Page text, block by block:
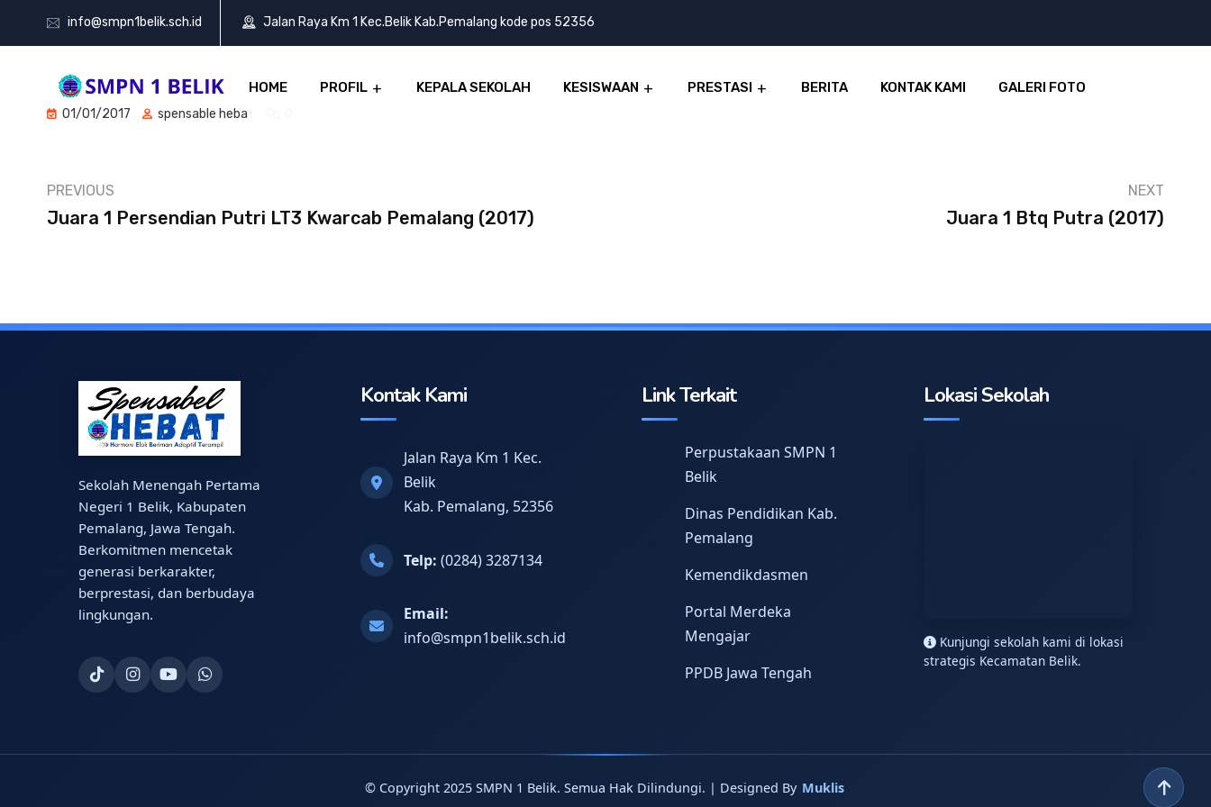
info@smpn1belik.sch.id Jalan Raya Km 1 Kec.Belik Kab.Pemalang kode pos 52356
HOME PROFIL KEPALA SEKOLAH KESISWAAN PRESTASI BERITA KONTAK KAMI GALERI FOTO
01/01/2017 spensable hebat
PREVIOUS
Juara 1 Persendian Putri LT3 Kwarcab Pemalang (2017)
NEXT
Juara 1 Btq Putra (2017)
Sekolah Menengah Pertama
Negeri 1 Belik, Kabupaten
Pemalang, Jawa Tengah.
Berkomitmen mencetak
generasi berkarakter,
berprestasi, dan berbudaya
lingkungan.
Kontak Kami
Jalan Raya Km 1 Kec.
Belik
Kab. Pemalang, 52356
Telp: (0284) 3287134
Email:
info@smpn1belik.sch.id
Link Terkait
Perpustakaan SMPN 1
Belik
Dinas Pendidikan Kab.
Pemalang
Kemendikdasmen
Portal Merdeka
Mengajar
PPDB Jawa Tengah
Lokasi Sekolah
Kunjungi sekolah kami di lokasi
strategis Kecamatan Belik.
© Copyright 2025 SMPN 1 Belik. Semua Hak Dilindungi. | Designed By Muklis